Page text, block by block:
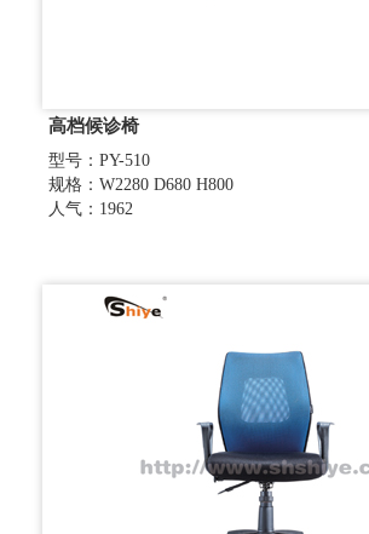
高档候诊椅
型号：PY-510
规格：W2280 D680 H800
人气：1962